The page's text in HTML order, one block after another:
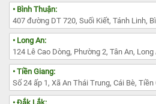
• Bình Thuận:
407 đường DT 720, Suối Kiết, Tánh Linh,
• Long An:
124 Lê Cao Dòng, Phường 2, Tân An, Long
• Tiền Giang:
Số 24 ấp 1, Xã An Thái Trung, Cái Bè, Tiền